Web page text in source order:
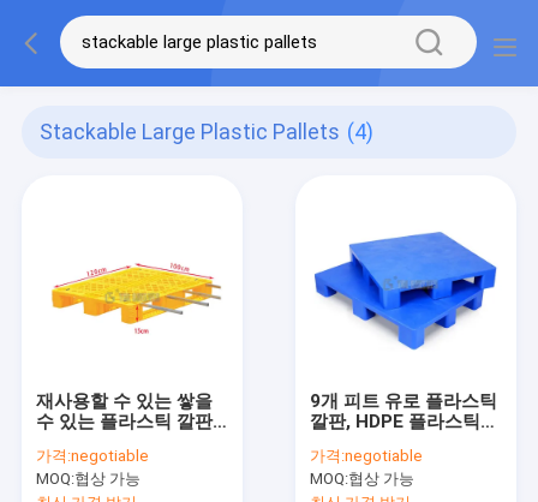
Stackable Large Plastic Pallets (4)
재사용할 수 있는 쌓을
수 있는 플라스틱 깔판,
깔판
가격:negotiable
MOQ:협상 가능
9개 피트 유로 플라스틱
깔판, HDPE 플라스틱
1100x1100x140mm
가격:negotiable
MOQ:협상 가능